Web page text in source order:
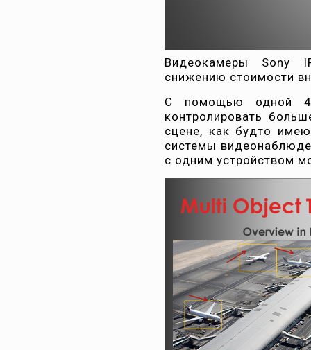
Видеокамеры Sony
снижению стоимости
С помощью одной
контролировать
сцене, как будто
системы
с одним устройством